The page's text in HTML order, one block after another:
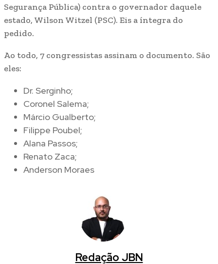
Segurança Pública) contra o governador daquele
estado, Wilson Witzel (PSC). Eis a íntegra do
pedido.
Ao todo, 7 congressistas assinam o documento. São
eles:
Dr. Serginho;
Coronel Salema;
Márcio Gualberto;
Filippe Poubel;
Alana Passos;
Renato Zaca;
Anderson Moraes
Redação JBN